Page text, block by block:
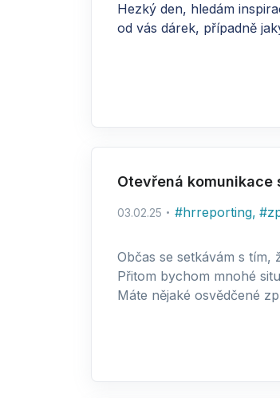
Hezký den, hledám
od vás dárek, případně
Otevřená komunikace
03.02.25 #hrreporting, #
Občas se setkávám s
Přitom bychom mnohé
Máte nějaké osvědčené